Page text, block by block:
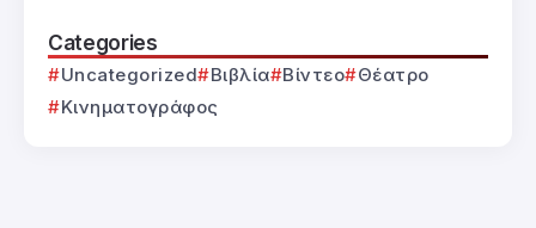
Categories
Uncategorized Βιβλία Βίντεο
Θέατρο
Κινηματογράφος